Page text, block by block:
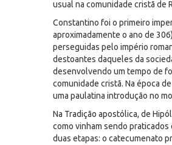
usual na comunidade cristã de
Constantino foi o primeiro
aproximadamente o ano de
perseguidas pelo império
destoantes daqueles da
desenvolvendo um tempo de
comunidade cristã. Na época
uma paulatina introdução no
Na Tradição apostólica, de
como vinham sendo praticados
duas etapas: o catecumenato